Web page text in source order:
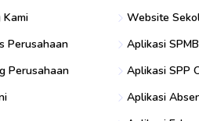
10:49
Kami
Perusahaan
Perusahaan
Website
Aplikasi
Aplikasi SPP
Aplikasi